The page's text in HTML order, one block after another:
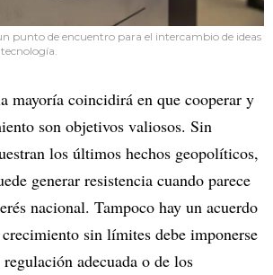
punto de encuentro para el intercambio de ideas
mayoría coincidirá en que cooperar y
son objetivos valiosos. Sin
los últimos hechos geopolíticos,
generar resistencia cuando parece
nacional. Tampoco hay un acuerdo
sin límites debe imponerse
adecuada o de los